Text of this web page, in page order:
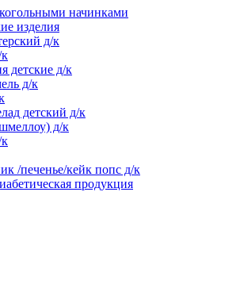
начинками
изделия
д/к
детские д/к
д/к
детский д/к
д/к
/печенье/кейк попс д/к
продукция